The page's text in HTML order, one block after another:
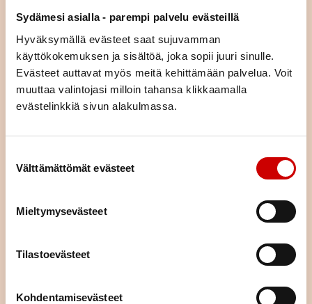
Sydämesi asialla - parempi palvelu evästeillä
Hyväksymällä evästeet saat sujuvamman
käyttökokemuksen ja sisältöä, joka sopii juuri sinulle.
Evästeet auttavat myös meitä kehittämään palvelua. Voit
muuttaa valintojasi milloin tahansa klikkaamalla
evästelinkkiä sivun alakulmassa.
Välttämättömät evästeet
Mieltymysevästeet
Tilastoevästeet
Kohdentamisevästeet
Voit tulla kurssille yksin tai yhdessä puolisosi tai läheisesi kanssa.
Kurssimme ovat osallistujille maksuttomia. Voit hakeutua kaikille
kursseille asuinpaikastasi riippumatta.
KURSSIKALENTERI